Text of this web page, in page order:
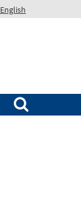
English
Suchen nach: